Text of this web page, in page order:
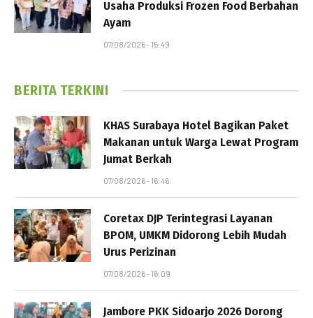
Usaha Produksi Frozen Food Berbahan
Ayam
07/08/2026 - 15:49
BERITA TERKINI
KHAS Surabaya Hotel Bagikan Paket
Makanan untuk Warga Lewat Program
Jumat Berkah
07/08/2026 - 16:46
Coretax DJP Terintegrasi Layanan
BPOM, UMKM Didorong Lebih Mudah
Urus Perizinan
07/08/2026 - 16:09
Jambore PKK Sidoarjo 2026 Dorong